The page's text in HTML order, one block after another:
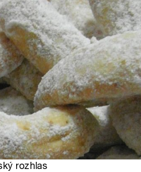
rozhlas